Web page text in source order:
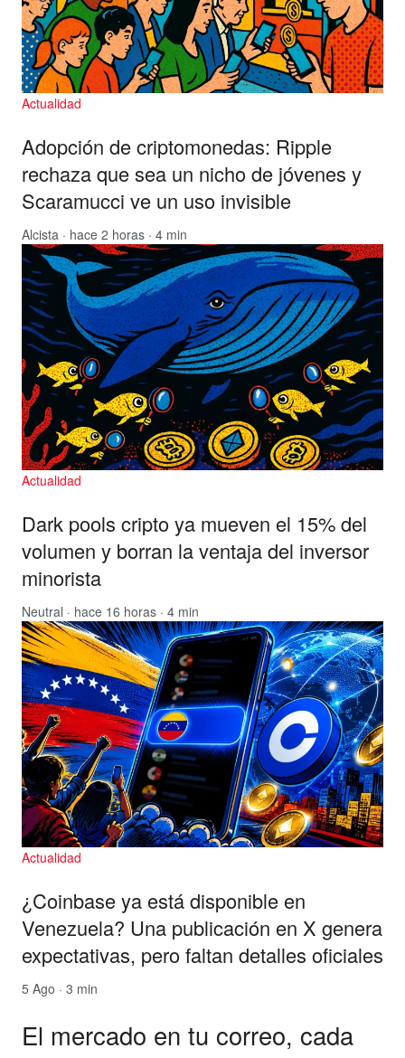
Actualidad
Adopción de criptomonedas: Ripple
rechaza que sea un nicho de jóvenes y
Scaramucci ve un uso invisible
Alcista · hace 2 horas · 4 min
Actualidad
Dark pools cripto ya mueven el 15% del
volumen y borran la ventaja del inversor
minorista
Neutral · hace 16 horas · 4 min
Actualidad
¿Coinbase ya está disponible en
Venezuela? Una publicación en X genera
expectativas, pero faltan detalles oficiales
5 Ago · 3 min
El mercado en tu correo, cada